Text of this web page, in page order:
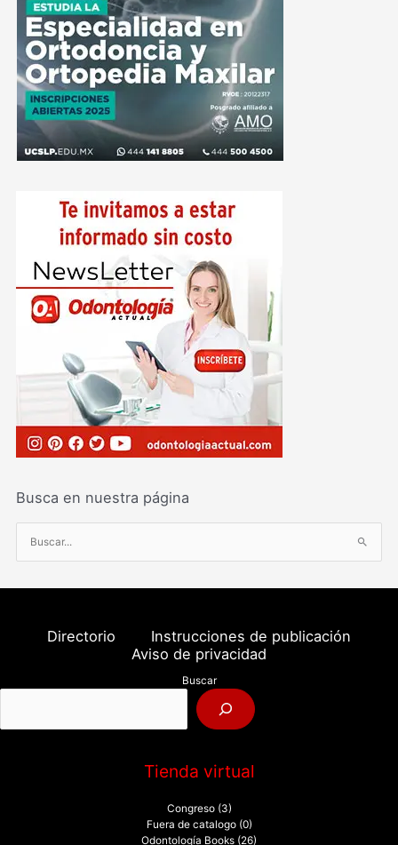
Busca en nuestra página
u
s
o
:
Directorio
Instrucciones de publicación
Aviso de privacidad
Buscar
Tienda virtual
Congreso (3)
Fuera de catalogo (0)
Odontología Books (26)